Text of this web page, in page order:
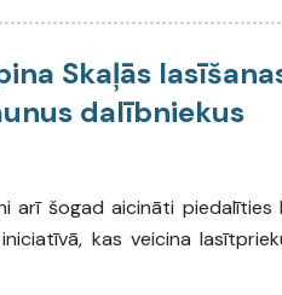
Skaļās
dalībniekus
arī šogad aicināti piedalīties
kas veicina